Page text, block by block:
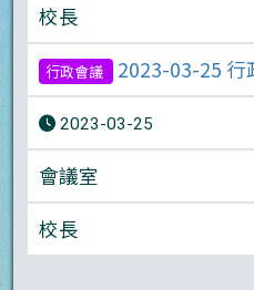
校長
行政會議 2023-03-25 行
2023-03-25
會議室
校長